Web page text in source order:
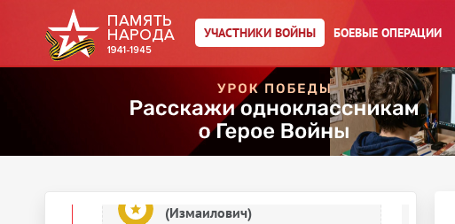
УЧАСТНИКИ ВОЙНЫ БОЕВЫЕ ОПЕРАЦИИ
Бахитов Габдула Исмаилович
Орден Отечественной войны II
степени
Документы о награждении
(Измаилович)